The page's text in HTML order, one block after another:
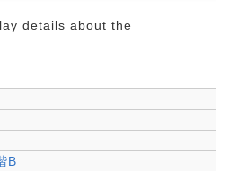
details about the
B